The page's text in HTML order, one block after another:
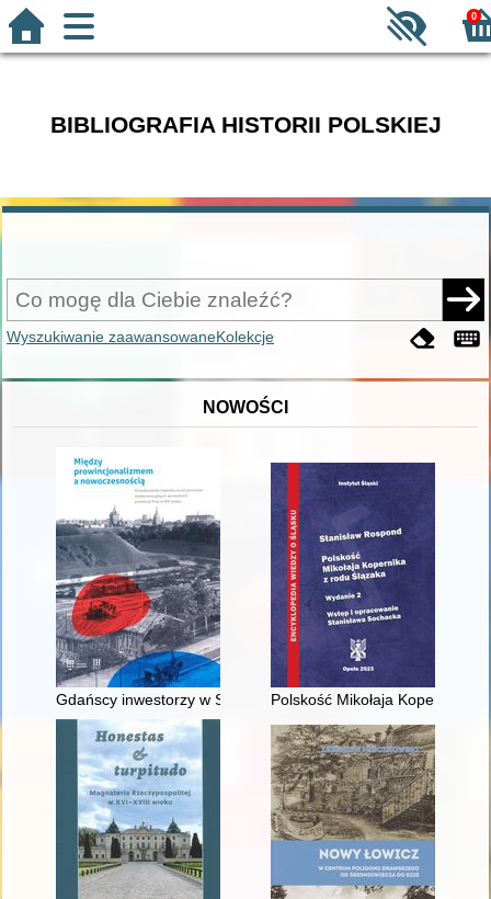
0
BIBLIOGRAFIA HISTORII POLSKIEJ
Wyszukiwanie zaawansowaneKolekcje
NOWOŚCI
Gdańscy inwestorzy w Sopocie : prestiż finansowy i
Polskość Mikołaja Kopernika z